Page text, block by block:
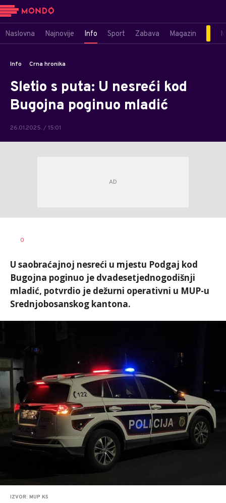
Naslovna Najnovije Info Sport Zabava Magazin
Info Crna hronika
Sletio s puta: U nesreći kod
Bugojna poginuo mladić
26.01.2025. / 15:01
AUTOR
0
U saobraćajnoj nesreći u mjestu Podgaj kod
Bugojna poginuo je dvadesetjednogodišnji
mladić, potvrdio je dežurni operativni u MUP-u
Srednjobosanskog kantona.
IZVOR: MUP KS